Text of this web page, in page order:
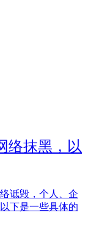
络抹黑，以
诋毁，个人、企
下是一些具体的